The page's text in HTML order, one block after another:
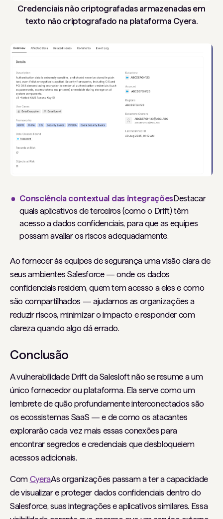
Credenciais não criptografadas armazenadas em
texto não criptografado na plataforma Cyera.
Consciência contextual das integraçõesDestacar
quais aplicativos de terceiros (como o Drift) têm
acesso a dados confidenciais, para que as equipes
possam avaliar os riscos adequadamente.
Ao fornecer às equipes de segurança uma visão clara de
seus ambientes Salesforce — onde os dados
confidenciais residem, quem tem acesso a eles e como
são compartilhados — ajudamos as organizações a
reduzir riscos, minimizar o impacto e responder com
clareza quando algo dá errado.
Conclusão
A vulnerabilidade Drift da Salesloft não se resume a um
único fornecedor ou plataforma. Ela serve como um
lembrete de quão profundamente interconectados são
os ecossistemas SaaS — e de como os atacantes
explorarão cada vez mais essas conexões para
encontrar segredos e credenciais que desbloqueiem
acessos adicionais.
Com CyeraAs organizações passam a ter a capacidade
de visualizar e proteger dados confidenciais dentro do
Salesforce, suas integrações e aplicativos similares. Essa